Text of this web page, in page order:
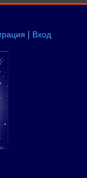
| Вход